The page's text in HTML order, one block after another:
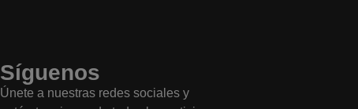
Síguenos
Únete a nuestras redes sociales y